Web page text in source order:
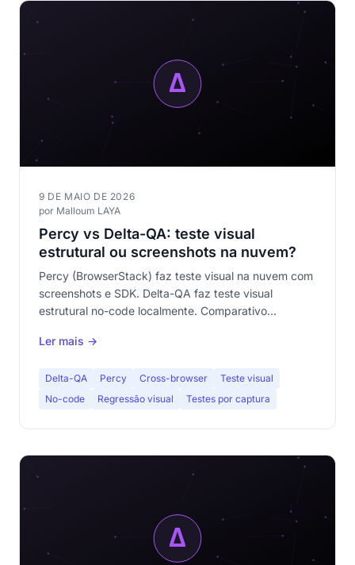
9 DE MAIO DE 2026
por Malloum LAYA
Percy vs Delta-QA: teste visual
estrutural ou screenshots na nuvem?
Percy (BrowserStack) faz teste visual na nuvem com
screenshots e SDK. Delta-QA faz teste visual
estrutural no-code localmente. Comparativo
vs gratuito.
Ler mais →
Delta-QA Percy Cross-browser
Teste visual
No-code
Regressão visual Testes por captura